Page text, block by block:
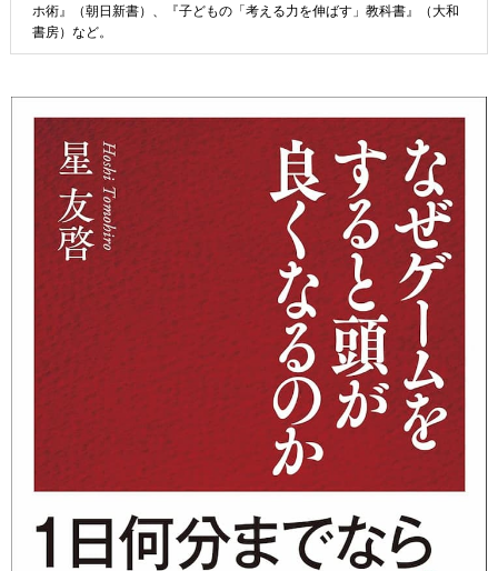
ホ術』（朝日新書）、『子どもの「考える力を伸ばす」教科書』（大和
書房）など。